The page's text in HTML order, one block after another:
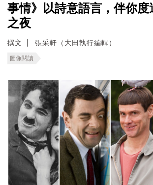
事情》以詩意語言，伴你度
之夜
撰文 張采軒（大田執行編輯）
圖像閱讀